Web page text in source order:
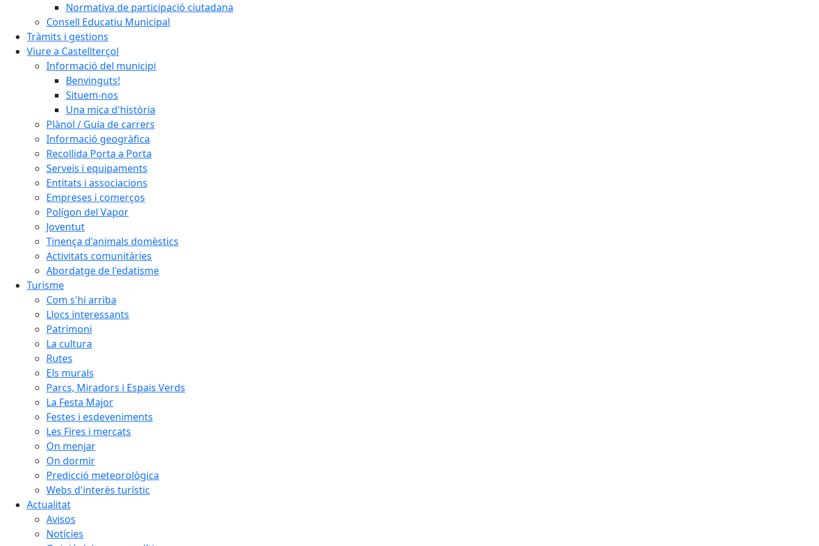
Normativa de participació ciutadana
Consell Educatiu Municipal
Tràmits i gestions
Viure a Castellterçol
Informació del municipi
Benvinguts!
Situem-nos
Una mica d'història
Plànol / Guia de carrers
Informació geogràfica
Recollida Porta a Porta
Serveis i equipaments
Entitats i associacions
Empreses i comerços
Polígon del Vapor
Joventut
Tinença d'animals domèstics
Activitats comunitàries
Abordatge de l'edatisme
Turisme
Com s'hi arriba
Llocs interessants
Patrimoni
La cultura
Rutes
Els murals
Parcs, Miradors i Espais Verds
La Festa Major
Festes i esdeveniments
Les Fires i mercats
On menjar
On dormir
Predicció meteorològica
Webs d'interès turístic
Actualitat
Avisos
Notícies